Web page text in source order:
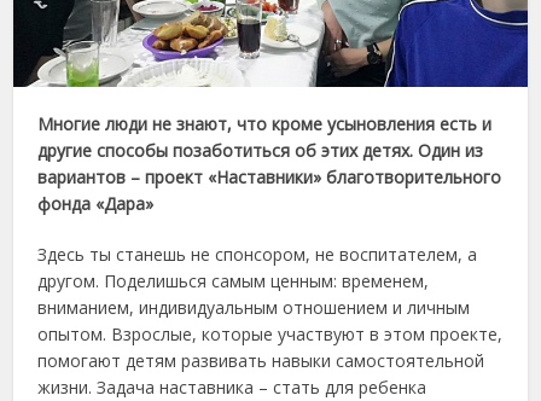
Многие люди не знают, что кроме усыновления есть и
другие способы позаботиться об этих детях. Один из
вариантов – проект «Наставники» благотворительного
фонда «Дара»
Здесь ты станешь не спонсором, не воспитателем, а
другом. Поделишься самым ценным: временем,
вниманием, индивидуальным отношением и личным
опытом. Взрослые, которые участвуют в этом проекте,
помогают детям развивать навыки самостоятельной
жизни. Задача наставника – стать для ребенка